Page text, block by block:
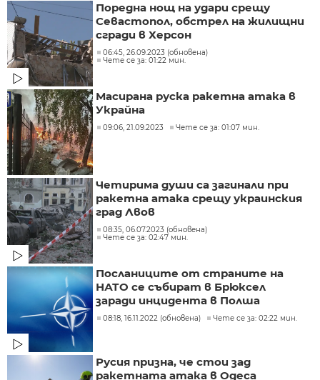
Поредна нощ на удари срещу
Севастопол, обстрел на жилищни
сгради в Херсон
06:45, 26.09.2023 (обновена)
Чете се за: 01:22 мин.
Масирана руска ракетна атака в
Украйна
09:06, 21.09.2023 Чете се за: 01:07 мин.
Четирима души са загинали при
ракетна атака срещу украинския
град Лвов
08:35, 06.07.2023 (обновена)
Чете се за: 02:47 мин.
Посланиците от страните на
НАТО се събират в Брюксел
заради инцидента в Полша
08:18, 16.11.2022 (обновена) Чете се за: 02:22 мин.
Русия призна, че стои зад
ракетната атака в Одеса